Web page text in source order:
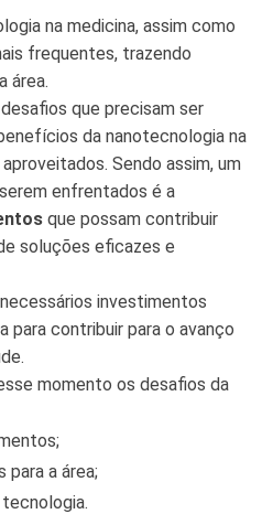
na medicina, assim como
frequentes, trazendo
área.
que precisam ser
da nanotecnologia na
Sendo assim, um
enfrentados é a
que possam contribuir
soluções eficazes e
investimentos
para contribuir para o avanço
momento os desafios da
para a área;